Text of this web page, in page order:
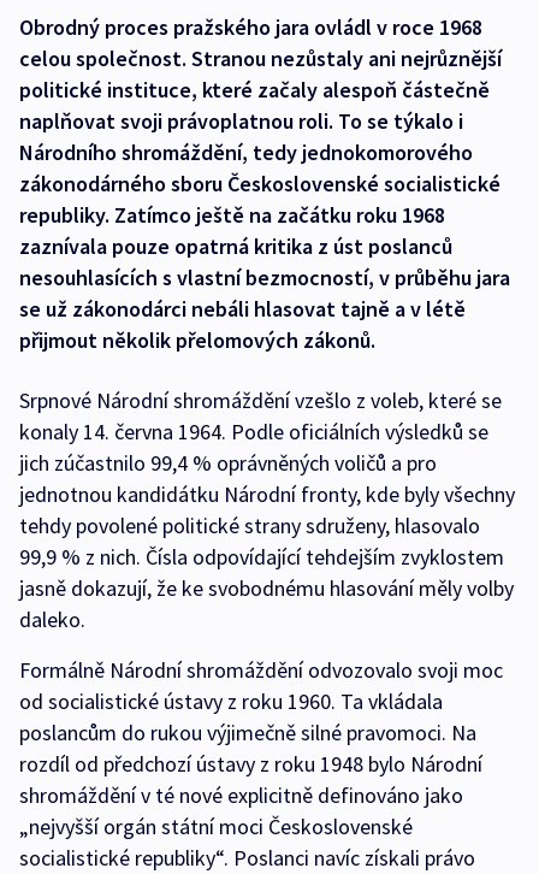
Obrodný proces pražského jara ovládl v roce 1968
celou společnost. Stranou nezůstaly ani nejrůznější
politické instituce, které začaly alespoň částečně
naplňovat svoji právoplatnou roli. To se týkalo i
Národního shromáždění, tedy jednokomorového
zákonodárného sboru Československé socialistické
republiky. Zatímco ještě na začátku roku 1968
zaznívala pouze opatrná kritika z úst poslanců
nesouhlasících s vlastní bezmocností, v průběhu jara
se už zákonodárci nebáli hlasovat tajně a v létě
přijmout několik přelomových zákonů.
Srpnové Národní shromáždění vzešlo z voleb, které se
konaly 14. června 1964. Podle oficiálních výsledků se
jich zúčastnilo 99,4 % oprávněných voličů a pro
jednotnou kandidátku Národní fronty, kde byly všechny
tehdy povolené politické strany sdruženy, hlasovalo
99,9 % z nich. Čísla odpovídající tehdejším zvyklostem
jasně dokazují, že ke svobodnému hlasování měly volby
daleko.
Formálně Národní shromáždění odvozovalo svoji moc
od socialistické ústavy z roku 1960. Ta vkládala
poslancům do rukou výjimečně silné pravomoci. Na
rozdíl od předchozí ústavy z roku 1948 bylo Národní
shromáždění v té nové explicitně definováno jako
„nejvyšší orgán státní moci Československé
socialistické republiky“. Poslanci navíc získali právo